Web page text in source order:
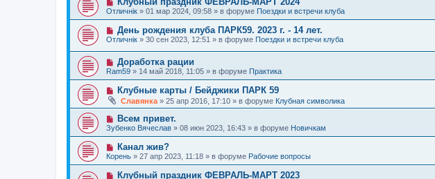
н
и
е
б
щ
н
и
е
е
с
о
о
б
е
н
и
е
о
в
е
с
о
б
щ
е
и
е
Отличнiк » 01 мар 2024, 09:58 » в форуме Поездки и встречи клуба
Н
о
в
о
е
с
о
о
б
щ
е
и
е
День рождения клуба ПАРК59. 2023 г. - 14 лет.
Отличнiк » 30 сен 2023, 12:51 » в форуме Поездки и встречи клуба
Н
о
о
е
с
о
б
щ
е
н
и
е
Доработка рации
Ram59 » 14 май 2018, 11:05 » в форуме Практика
Н
в
о
е
с
о
б
щ
е
Клубные карты / Бейджики ПАРК 59
Славянка » 25 апр 2016, 17:10 » в форуме Клубная символика
Н
о
о
е
с
о
Всем привет.
Зубенко Вячеслав » 08 июн 2023, 16:43 » в форуме Новичкам
Н
о
в
о
Канал жив?
Корень » 27 апр 2023, 11:18 » в форуме Рабочие вопросы
НКлубный праздник ФЕВРАЛЬ-МАРТ 2023